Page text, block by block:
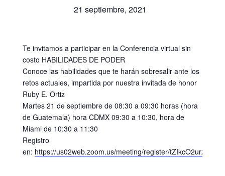
21 septiembre, 2021
Te invitamos a participar en la Conferencia virtual sin
costo HABILIDADES DE PODER
Conoce las habilidades que te harán sobresalir ante los
retos actuales, impartida por nuestra invitada de honor
Ruby E. Ortiz
Martes 21 de septiembre de 08:30 a 09:30 horas (hora
de Guatemala) hora CDMX 09:30 a 10:30, hora de
Miami de 10:30 a 11:30
Registro
en: https://us02web.zoom.us/meeting/register/